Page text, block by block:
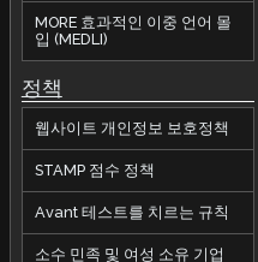
MORE 효과적인 이중 언어 몰
입 (MEDLI)
정책
웹사이트 개인정보 보호정책
STAMP 점수 정책
Avant 테스트를 치르는 규칙
소수 민족 및 여성 소유 기업